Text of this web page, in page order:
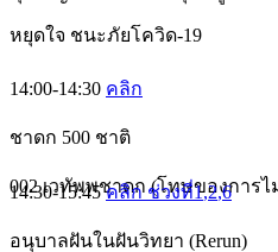
หยุดใจ ชนะภัยโควิด-19
14:00-14:30 คลิก
ชาดก 500 ชาติ
002 เวทัพพชาดก (โทษของการไ
14:30-15:45คลิก ช่วงที่1,2,6
อนุบาลฝันในฝันวิทยา (Rerun)